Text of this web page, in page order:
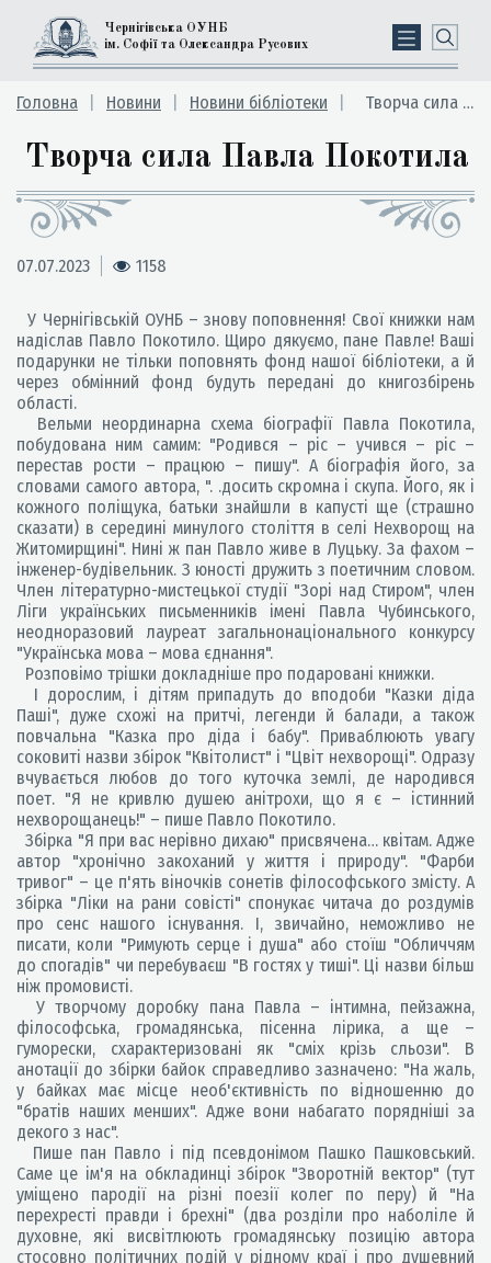
Чернігівська ОУНБ
ім. Софії та Олександра Русових
Головна Новини Новини бібліотеки Творча сила Павла Покотила
Творча сила Павла Покотила
07.07.2023 1158
У Чернігівській ОУНБ – знову поповнення! Свої книжки нам
надіслав Павло Покотило. Щиро дякуємо, пане Павле! Ваші
подарунки не тільки поповнять фонд нашої бібліотеки, а й
через обмінний фонд будуть передані до книгозбірень
області.
Вельми неординарна схема біографії Павла Покотила,
побудована ним самим: "Родився – ріс – учився – ріс –
перестав рости – працюю – пишу". А біографія його, за
словами самого автора, ". .досить скромна і скупа. Його, як і
кожного поліщука, батьки знайшли в капусті ще (страшно
сказати) в середині минулого століття в селі Нехворощ на
Житомирщині". Нині ж пан Павло живе в Луцьку. За фахом –
інженер-будівельник. З юності дружить з поетичним словом.
Член літературно-мистецької студії "Зорі над Стиром", член
Ліги українських письменників імені Павла Чубинського,
неодноразовий лауреат загальнонаціонального конкурсу
"Українська мова – мова єднання".
Розповімо трішки докладніше про подаровані книжки.
І дорослим, і дітям припадуть до вподоби "Казки діда
Паші", дуже схожі на притчі, легенди й балади, а також
повчальна "Казка про діда і бабу". Приваблюють увагу
соковиті назви збірок "Квітолист" і "Цвіт нехворощі". Одразу
вчувається любов до того куточка землі, де народився
поет. "Я не кривлю душею анітрохи, що я є – істинний
нехворощанець!" – пише Павло Покотило.
Збірка "Я при вас нерівно дихаю" присвячена… квітам. Адже
автор "хронічно закоханий у життя і природу". "Фарби
тривог" – це п'ять віночків сонетів філософського змісту. А
збірка "Ліки на рани совісті" спонукає читача до роздумів
про сенс нашого існування. І, звичайно, неможливо не
писати, коли "Римують серце і душа" або стоїш "Обличчям
до спогадів" чи перебуваєш "В гостях у тиші". Ці назви більш
ніж промовисті.
У творчому доробку пана Павла – інтимна, пейзажна,
філософська, громадянська, пісенна лірика, а ще –
гуморески, схарактеризовані як "сміх крізь сльози". В
анотації до збірки байок справедливо зазначено: "На жаль,
у байках має місце необ'єктивність по відношенню до
"братів наших менших". Адже вони набагато порядніші за
декого з нас".
Пише пан Павло і під псевдонімом Пашко Пашковський.
Саме це ім'я на обкладинці збірок "Зворотній вектор" (тут
уміщено пародії на різні поезії колег по перу) й "На
перехресті правди і брехні" (два розділи про наболіле й
духовне, які висвітлюють громадянську позицію автора
стосовно політичних подій у рідному краї і про душевний